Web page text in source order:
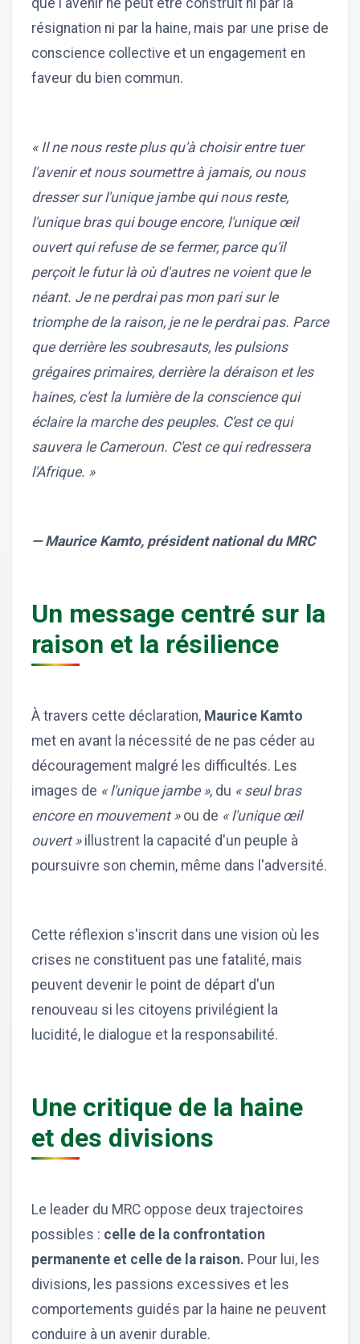
que l'avenir ne peut être construit ni par la
résignation ni par la haine, mais par une prise de
conscience collective et un engagement en
faveur du bien commun.
« Il ne nous reste plus qu'à choisir entre tuer
l'avenir et nous soumettre à jamais, ou nous
dresser sur l'unique jambe qui nous reste,
l'unique bras qui bouge encore, l'unique œil
ouvert qui refuse de se fermer, parce qu'il
perçoit le futur là où d'autres ne voient que le
néant. Je ne perdrai pas mon pari sur le
triomphe de la raison, je ne le perdrai pas. Parce
que derrière les soubresauts, les pulsions
grégaires primaires, derrière la déraison et les
haines, c'est la lumière de la conscience qui
éclaire la marche des peuples. C'est ce qui
sauvera le Cameroun. C'est ce qui redressera
l'Afrique. »
— Maurice Kamto, président national du MRC
Un message centré sur la
raison et la résilience
À travers cette déclaration, Maurice Kamto
met en avant la nécessité de ne pas céder au
découragement malgré les difficultés. Les
images de « l'unique jambe », du « seul bras
encore en mouvement » ou de « l'unique œil
ouvert » illustrent la capacité d'un peuple à
poursuivre son chemin, même dans l'adversité.
Cette réflexion s'inscrit dans une vision où les
crises ne constituent pas une fatalité, mais
peuvent devenir le point de départ d'un
renouveau si les citoyens privilégient la
lucidité, le dialogue et la responsabilité.
Une critique de la haine
et des divisions
Le leader du MRC oppose deux trajectoires
possibles : celle de la confrontation
permanente et celle de la raison. Pour lui, les
divisions, les passions excessives et les
comportements guidés par la haine ne peuvent
conduire à un avenir durable.